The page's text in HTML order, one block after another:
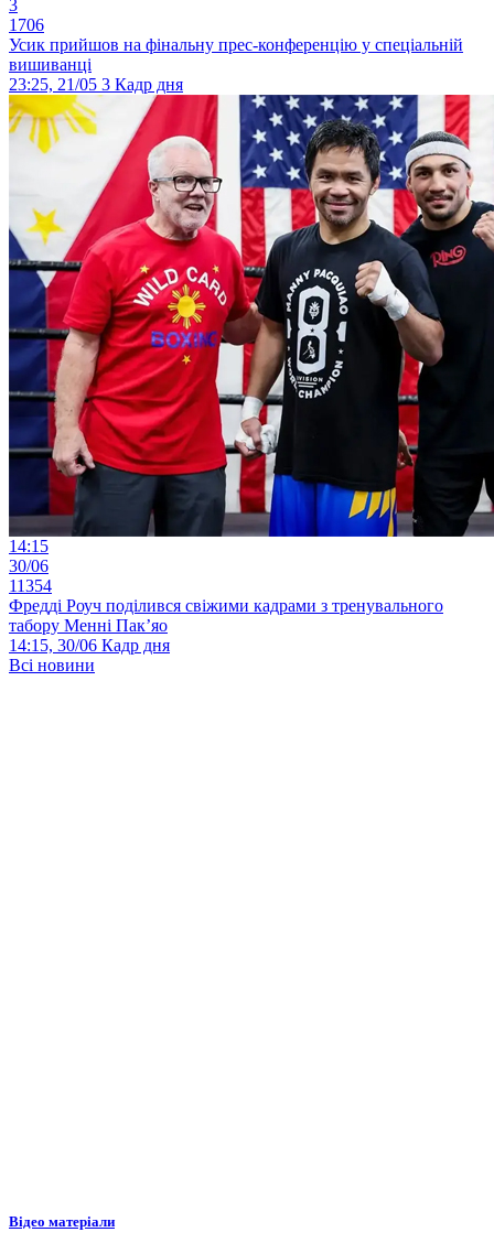
3
1706
Усик прийшов на фінальну прес-конференцію у спеціальній
вишиванці
23:25, 21/05 3 Кадр дня
14:15
30/06
11354
Фредді Роуч поділився свіжими кадрами з тренувального
табору Менні Пак’яо
14:15, 30/06 Кадр дня
Всі новини
Відео матеріали